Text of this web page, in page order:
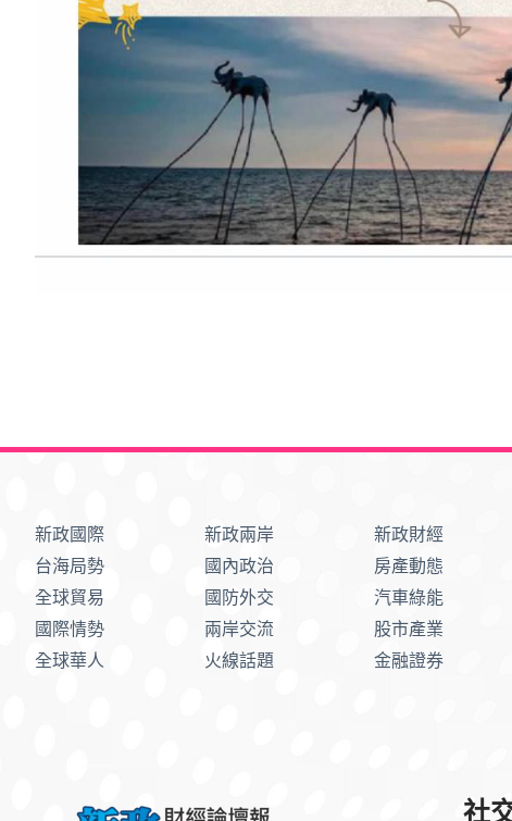
新政國際
台海局勢
全球貿易
國際情勢
全球華人
新政兩岸
國內政治
國防外交
兩岸交流
火線話題
新政財經
房產動態
汽車綠能
股市產業
金融證券
社